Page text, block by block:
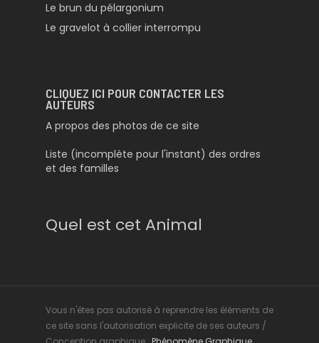
Le brun du pélargonium
Le gravelot à collier interrompu
CLIQUEZ ICI POUR CONTACTER LES
AUTEURS
A propos des photos de ce site
Liste (incomplète pour l'instant) des ordres
et des familles
Quel est cet Animal
Vous n'êtes pas autorisé à reprendre les éléments de
ce site sans l'autorisation explicite de ses auteurs /